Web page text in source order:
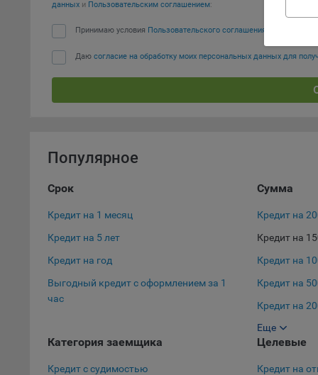
данных и Пользовательским соглашением:
Принимаю условия Пользовательского соглашения
Даю согласие на обработку моих персональных данных для
Популярное
Срок
Кредит на 1 месяц
Кредит на 5 лет
Кредит на год
Выгодный кредит с оформлением за 1
час
Сумма
Кредит на
Кредит на
Кредит на
Кредит на
Кредит на
Кредит на
Еще
Категория заемщика
Кредит с судимостью
Целевые
Кредит на